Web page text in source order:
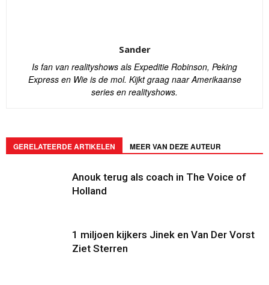
Sander
Is fan van realityshows als Expeditie Robinson, Peking
Express en Wie is de mol. Kijkt graag naar Amerikaanse
series en realityshows.
GERELATEERDE ARTIKELEN MEER VAN DEZE AUTEUR
Anouk terug als coach in The Voice of
Holland
1 miljoen kijkers Jinek en Van Der Vorst
Ziet Sterren